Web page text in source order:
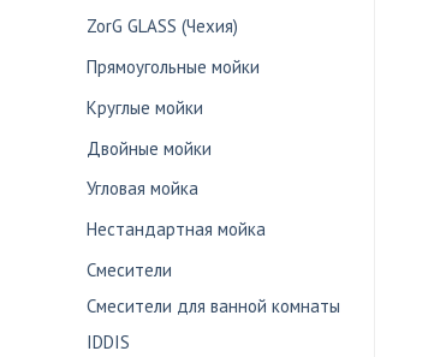
ZorG GLASS (Чехия)
Прямоугольные мойки
Круглые мойки
Двойные мойки
Угловая мойка
Нестандартная мойка
Смесители
Смесители для ванной комнаты
IDDIS